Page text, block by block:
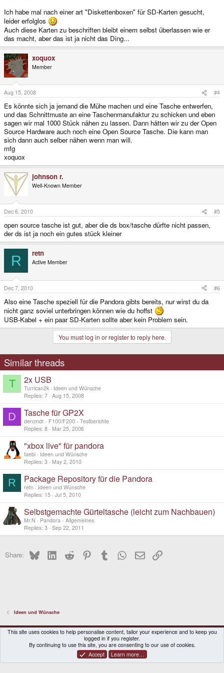
Ich habe mal nach einer art "Diskettenboxen" für SD-Karten gesucht,
leider erfolglos
Auch diese Karten zu beschriften bleibt einem selbst überlassen wie er
das macht, aber das ist ja nicht das Ding...
xoquox
Member
Aug 15, 2008 #4
Es könnte sich ja jemand die Mühe machen und eine Tasche entwerfen,
und das Schnittmuste an eine Taschenmanufaktur zu schicken und eben
sagen wir mal 1000 Stück nähen zu lassen. Dann hätten wir zu der Open
Source Hardware auch noch eine Open Source Tasche. Die kann man
sich dann auch selber nähen wenn man will.
mfg
xoquox
johnson r.
Well-Known Member
Dec 6, 2010 #5
open source tasche ist gut, aber die ds box/tasche dürfte nicht passen,
der ds ist ja noch ein gutes stück kleiner
R retn
Active Member
Dec 7, 2010 #6
Also eine Tasche speziell für die Pandora gibts bereits, nur wirst du da
nicht ganz soviel unterbringen können wie du hoffst
USB-Kabel + ein paar SD-Karten sollte aber kein Problem sein.
You must log in or register to reply here.
Similar threads
T 2x USB
Turrican2k
Ideen und Wünsche
Replies 7 Aug 15, 2008
D Tasche für GP2X
dercmdr
F100/F200 - Testberichte
Replies 8 Mar 25, 2006
"xbox live" für pandora
faebi
Ideen und Wünsche
Replies 3 May 2, 2010
R Package Repository für die Pandora
retn
Ideen und Wünsche
Replies 15 Jul 5, 2010
Selbstgemachte Gürteltasche (leicht zum Nachbauen)
Mr.N
Pandora - Allgemeines
Replies 3 Sep 22, 2011
Share: BlueskyLinkedInReddit PinterestTumblr WhatsApp
EmailLink
Ideen und Wünsche
DragonBox Pyra
English (US)
Contact us
Terms and rules Privacy policy Help Home
® © 2010-2026 XenForo Ltd.|Certain add-on by SyTry.
This site uses cookies to help personalise content, tailor your experience and to keep you
logged in if you register.
By continuing to use this site, you are consenting to our use of cookies.
Accept
Learn more…